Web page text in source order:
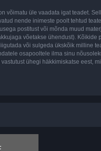
võimatu üle vaadata igat teadet.
nende inimeste poolt tehtud
postitust või mõnda muud
võetakse ühendust). Kõikide
või sulgeda ükskõik milline
osapooltele ilma sinu
ühegi häkkimiskatse eest,